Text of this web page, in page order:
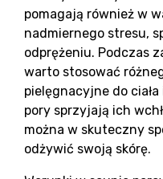
pomagają również w
nadmiernego stresu,
odprężeniu. Podczas
warto stosować
pielęgnacyjne do
pory sprzyjają ich
można w skuteczny
odżywić swoją skórę.